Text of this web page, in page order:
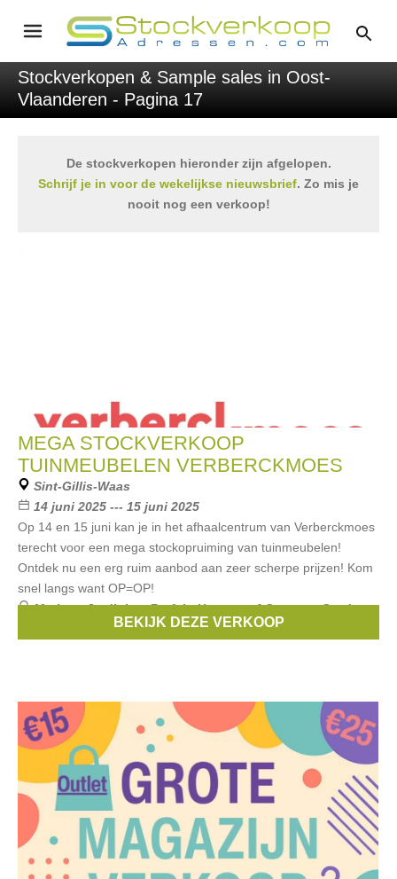
Stockverkopen & Sample sales in Oost-
Vlaanderen - Pagina 17
De stockverkopen hieronder zijn afgelopen.
Schrijf je in voor de wekelijkse nieuwsbrief. Zo mis je
nooit nog een verkoop!
MEGA STOCKVERKOOP
TUINMEUBELEN VERBERCKMOES
Sint-Gillis-Waas
14 juni 2025 --- 15 juni 2025
Op 14 en 15 juni kan je in het afhaalcentrum van Verberckmoes
terecht voor een mega stockopruiming van tuinmeubelen!
Ontdek nu een erg ruim aanbod aan zeer scherpe prijzen! Kom
snel langs want OP=OP!
Merken:Jardinico,Brafab,Hartman,4 Seasons Outdoor,
BEKIJK DEZE VERKOOP